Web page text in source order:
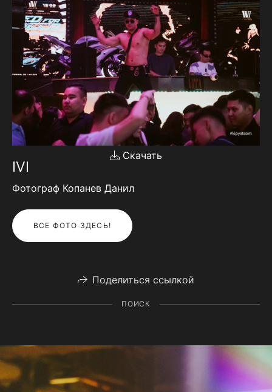
Скачать
IVI
Фотограф Копанев Данил
ВСЕ ФОТО ЗДЕСЬ!
Поделиться ссылкой
ПОИСК